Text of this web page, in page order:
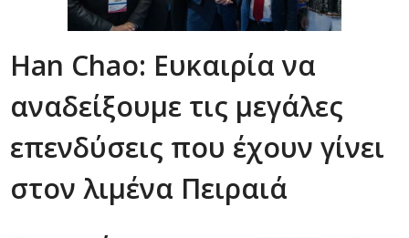
Han Chao: Ευκαιρία να
αναδείξουμε τις μεγάλες
επενδύσεις που έχουν γίνει
στον λιμένα Πειραιά